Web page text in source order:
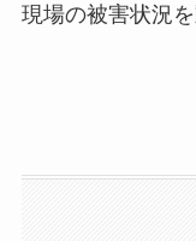
現場の被害状況